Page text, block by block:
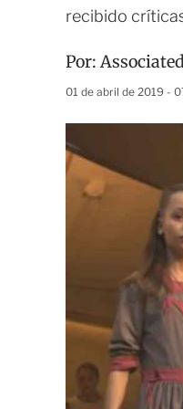
recibido
Por:
01 de abril de 2019 -